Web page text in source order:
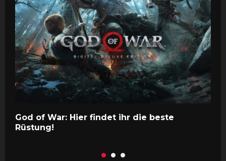
God of War: Hier findet ihr die beste
Rüstung!